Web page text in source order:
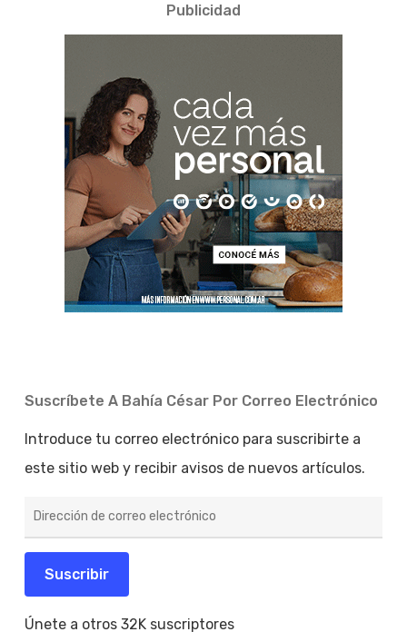
Publicidad
Suscríbete A Bahía César Por Correo Electrónico
Introduce tu correo electrónico para suscribirte a
este sitio web y recibir avisos de nuevos artículos.
de
electrónico
Suscribir
Únete a otros 32K suscriptores